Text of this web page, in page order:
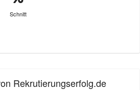
Schnitt
Rekrutierungserfolg.de